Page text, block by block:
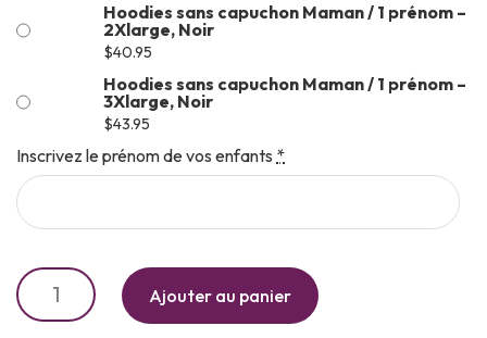
Hoodies sans capuchon Maman / 1 prénom –
2Xlarge, Noir
$40.95
Hoodies sans capuchon Maman / 1 prénom –
3Xlarge, Noir
$43.95
Inscrivez le prénom de vos enfants *
Ajouter au panier